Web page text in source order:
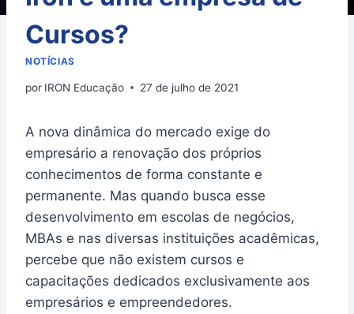
Cursos?
NOTÍCIAS
por IRON Educação 27 de julho de 2021
A nova dinâmica do mercado exige do
empresário a renovação dos próprios
conhecimentos de forma constante e
permanente. Mas quando busca esse
desenvolvimento em escolas de negócios,
MBAs e nas diversas instituições acadêmicas,
percebe que não existem cursos e
capacitações dedicados exclusivamente aos
empresários e empreendedores.